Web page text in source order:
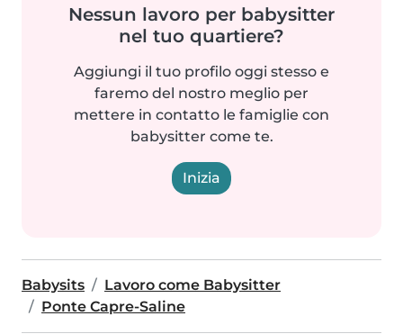
Nessun lavoro per babysitter
nel tuo quartiere?
Aggiungi il tuo profilo oggi stesso e
faremo del nostro meglio per
mettere in contatto le famiglie con
babysitter come te.
Inizia
Babysits
Lavoro come Babysitter
Ponte Capre-Saline